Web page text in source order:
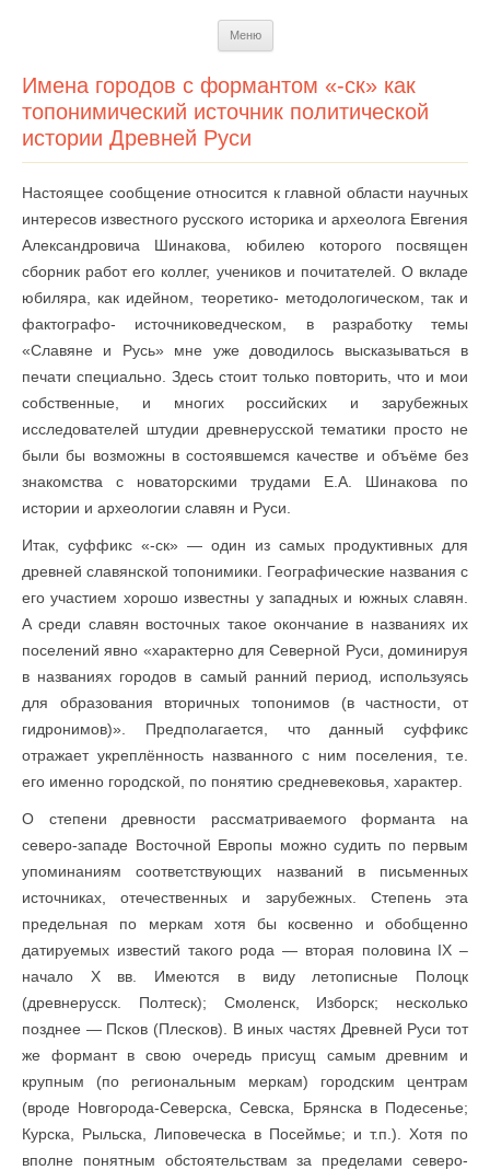
Меню
Имена городов с формантом «-ск» как
топонимический источник политической
истории Древней Руси
Настоящее сообщение относится к главной области научных
интересов известного русского историка и археолога Евгения
Александровича Шинакова, юбилею которого посвящен
сборник работ его коллег, учеников и почитателей. О вкладе
юбиляра, как идейном, теоретико- методологическом, так и
фактографо- источниковедческом, в разработку темы
«Славяне и Русь» мне уже доводилось высказываться в
печати специально. Здесь стоит только повторить, что и мои
собственные, и многих российских и зарубежных
исследователей штудии древнерусской тематики просто не
были бы возможны в состоявшемся качестве и объёме без
знакомства с новаторскими трудами Е.А. Шинакова по
истории и археологии славян и Руси.
Итак, суффикс «-ск» — один из самых продуктивных для
древней славянской топонимики. Географические названия с
его участием хорошо известны у западных и южных славян.
А среди славян восточных такое окончание в названиях их
поселений явно «характерно для Северной Руси, доминируя
в названиях городов в самый ранний период, используясь
для образования вторичных топонимов (в частности, от
гидронимов)». Предполагается, что данный суффикс
отражает укреплённость названного с ним поселения, т.е.
его именно городской, по понятию средневековья, характер.
О степени древности рассматриваемого форманта на
северо-западе Восточной Европы можно судить по первым
упоминаниям соответствующих названий в письменных
источниках, отечественных и зарубежных. Степень эта
предельная по меркам хотя бы косвенно и обобщенно
датируемых известий такого рода — вторая половина IX –
начало X вв. Имеются в виду летописные Полоцк
(древнерусск. Полтеск); Смоленск, Изборск; несколько
позднее — Псков (Плесков). В иных частях Древней Руси тот
же формант в свою очередь присущ самым древним и
крупным (по региональным меркам) городским центрам
(вроде Новгорода-Северска, Севска, Брянска в Подесенье;
Курска, Рыльска, Липовеческа в Посеймье; и т.п.). Хотя по
вполне понятным обстоятельствам за пределами северо-